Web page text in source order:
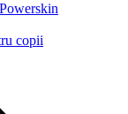
copii